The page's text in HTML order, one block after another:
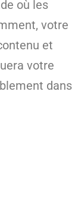
où les
votre
et
votre
dans